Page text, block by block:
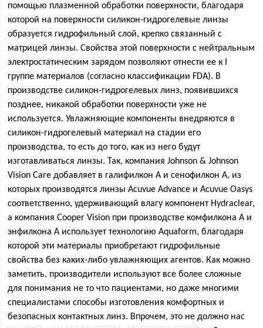
помощью плазменной обработки поверхности, благодаря
которой на поверхности силикон-гидрогелевые линзы
образуется гидрофильный слой, крепко связанный с
матрицей линзы. Свойства этой поверхности с нейтральным
электростатическим зарядом позволяют отнести ее к I
группе материалов (согласно классификации FDA). В
производстве силикон-гидрогелевых линз, появившихся
позднее, никакой обработки поверхности уже не
используется. Увлажняющие компоненты внедряются в
силикон-гидрогелевый материал на стадии его
производства, то есть до того, как из него будут
изготавливаться линзы. Так, компания Johnson & Johnson
Vision Care добавляет в галифилкон А и сенофилкон А, из
которых производятся линзы Acuvue Advance и Acuvue Oasys
соответственно, удерживающий влагу компонент Hydraclear,
а компания Cooper Vision при производстве комфилкона А и
энфилкона А использует технологию Aquaform, благодаря
которой эти материалы приобретают гидрофильные
свойства без каких-либо увлажняющих агентов. Как можно
заметить, производители используют все более сложные
для понимания не то что пациентами, но даже многими
специалистами способы изготовления комфортных и
безопасных контактных линз. Впрочем, это не должно нас